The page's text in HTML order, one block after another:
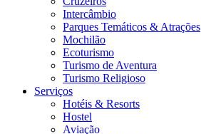
Intercâmbio
Parques Temáticos & Atrações
Mochilão
Ecoturismo
Turismo de Aventura
Turismo Religioso
Serviços
Hotéis & Resorts
Hostel
Aviação